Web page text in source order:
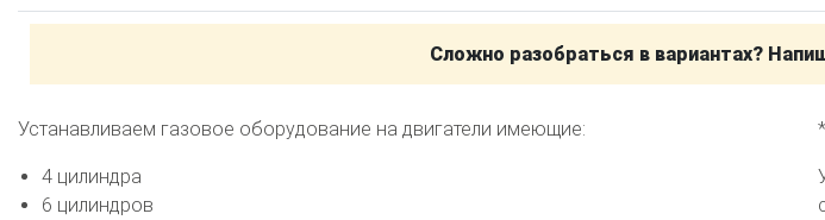
Сложно разобраться в вариантах?
Устанавливаем газовое оборудование на двигатели имеющие:
4 цилиндра
6 цилиндров